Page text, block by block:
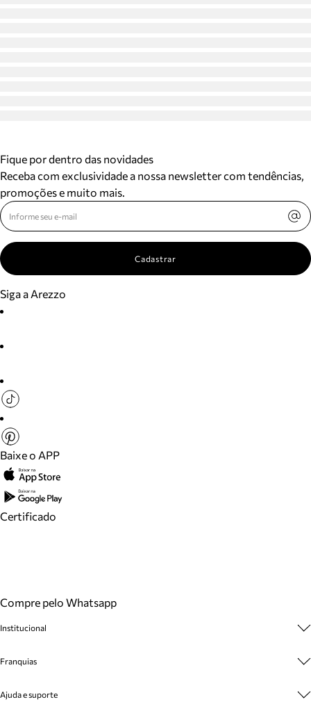
Fique por dentro das novidades
Receba com exclusividade a nossa newsletter com tendências,
promoções e muito mais.
Cadastrar
Siga a Arezzo
Baixe o APP
Certificado
Compre pelo Whatsapp
Institucional
Cashback
Venda Corporativa
Franquias
Plano de Negócio
Ajuda e suporte